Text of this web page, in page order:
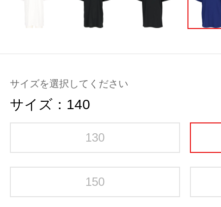
サイズを選択してください
サイズ： 140
130
150